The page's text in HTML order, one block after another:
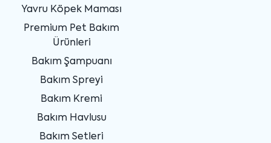
Yavru Köpek Maması
Premium Pet Bakım
Ürünleri
Bakım Şampuanı
Bakım Spreyi
Bakım Kremi
Bakım Havlusu
Bakım Setleri